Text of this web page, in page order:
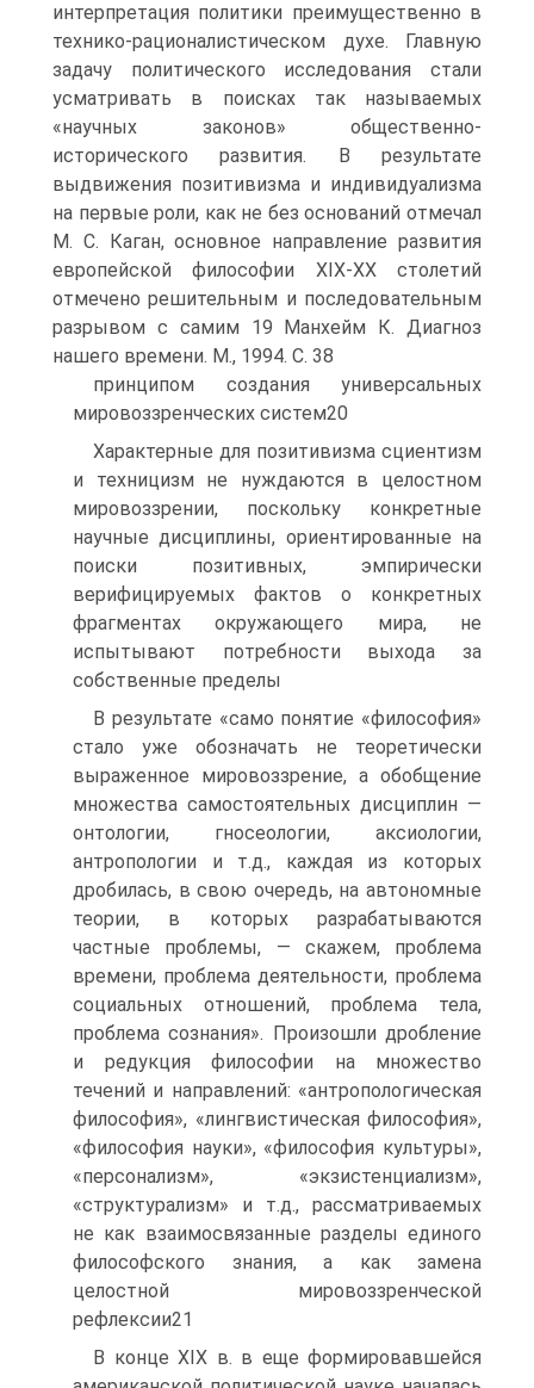
интерпретация политики преимущественно в
технико-рационалистическом духе. Главную
задачу политического исследования стали
усматривать в поисках так называемых
«научных законов» общественно-
исторического развития. В результате
выдвижения позитивизма и индивидуализма
на первые роли, как не без оснований отмечал
М. С. Каган, основное направление развития
европейской философии XIX-XX столетий
отмечено решительным и последовательным
разрывом с самим 19 Манхейм К. Диагноз
нашего времени. М., 1994. С. 38
принципом создания универсальных
мировоззренческих систем20
Характерные для позитивизма сциентизм
и техницизм не нуждаются в целостном
мировоззрении, поскольку конкретные
научные дисциплины, ориентированные на
поиски позитивных, эмпирически
верифицируемых фактов о конкретных
фрагментах окружающего мира, не
испытывают потребности выхода за
собственные пределы
В результате «само понятие «философия»
стало уже обозначать не теоретически
выраженное мировоззрение, а обобщение
множества самостоятельных дисциплин —
онтологии, гносеологии, аксиологии,
антропологии и т.д., каждая из которых
дробилась, в свою очередь, на автономные
теории, в которых разрабатываются
частные проблемы, — скажем, проблема
времени, проблема деятельности, проблема
социальных отношений, проблема тела,
проблема сознания». Произошли дробление
и редукция философии на множество
течений и направлений: «антропологическая
философия», «лингвистическая философия»,
«философия науки», «философия культуры»,
«персонализм», «экзистенциализм»,
«структурализм» и т.д., рассматриваемых
не как взаимосвязанные разделы единого
философского знания, а как замена
целостной мировоззренческой
рефлексии21
В конце XIX в. в еще формировавшейся